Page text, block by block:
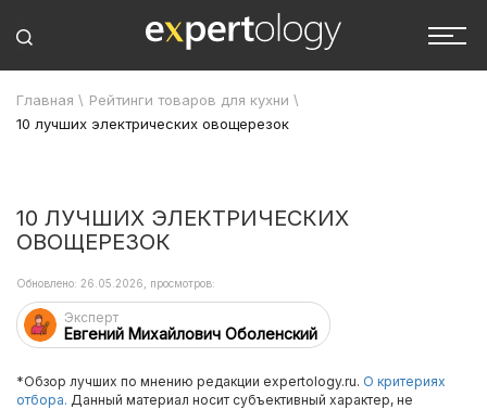
Главная \ Рейтинги товаров для кухни \
10 лучших электрических овощерезок
10 ЛУЧШИХ ЭЛЕКТРИЧЕСКИХ
ОВОЩЕРЕЗОК
Эксперт
Евгений Михайлович Оболенский
Обновлено: 26.05.2026, просмотров:
*Обзор лучших по мнению редакции expertology.ru. О критериях
отбора. Данный материал носит субъективный характер, не